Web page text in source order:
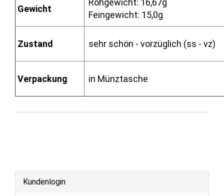
Gewicht
Rohgewicht: 16,67g
Feingewicht: 15,0g
Zustand sehr schön - vorzüglich (ss - vz)
Verpackung in Münztasche
Kundenlogin